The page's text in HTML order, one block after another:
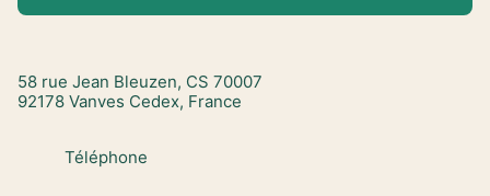
58 rue Jean Bleuzen, CS 70007
92178 Vanves Cedex, France
Téléphone